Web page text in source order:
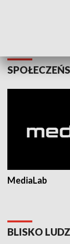
MediaLab
BLISKO